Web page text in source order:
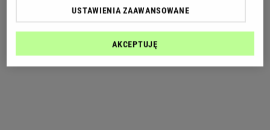
USTAWIENIA ZAAWANSOWANE
AKCEPTUJĘ